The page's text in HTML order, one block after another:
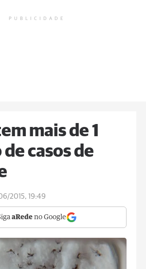
PUBLICIDADE
mais de 1
casos de
2015, 19:49
aRede no Google